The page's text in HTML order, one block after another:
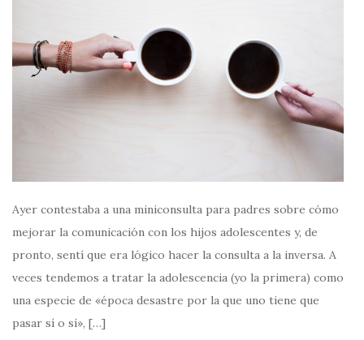
Ayer contestaba a una miniconsulta para padres sobre cómo
mejorar la comunicación con los hijos adolescentes y, de
pronto, sentí que era lógico hacer la consulta a la inversa. A
veces tendemos a tratar la adolescencia (yo la primera) como
una especie de «época desastre por la que uno tiene que
pasar sí o sí», […]